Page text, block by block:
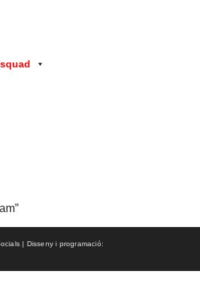
| Disseny i programació: